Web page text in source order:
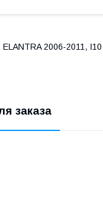
2006-2011,
заказа